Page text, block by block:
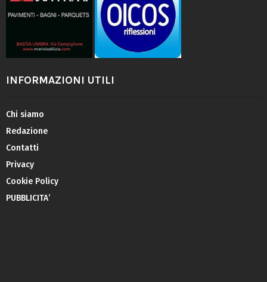
INFORMAZIONI UTILI
Chi siamo
Redazione
Contatti
Privacy
Cookie Policy
PUBBLICITA’